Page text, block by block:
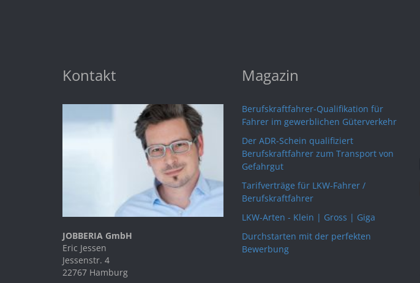
Kontakt
JOBBERIA GmbH
Eric Jessen
Jessenstr. 4
22767 Hamburg
Magazin
Berufskraftfahrer-Qualifikation für
Fahrer im gewerblichen Güterverkehr
Der ADR-Schein qualifiziert
Berufskraftfahrer zum Transport von
Gefahrgut
Tarifverträge für LKW-Fahrer /
Berufskraftfahrer
LKW-Arten - Klein | Gross | Giga
Durchstarten mit der perfekten
Bewerbung